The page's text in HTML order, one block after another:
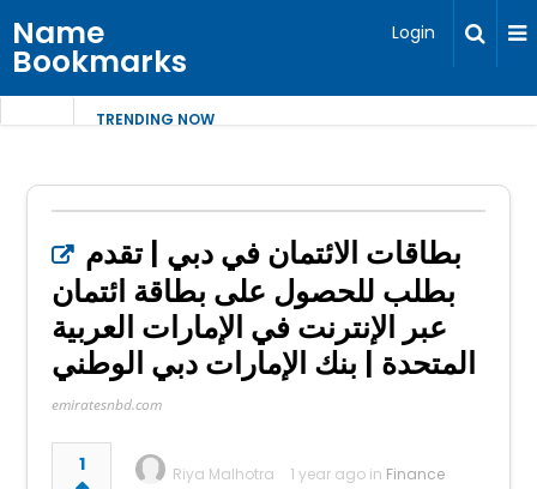
Name
Bookmarks
Login
TRENDING NOW
بطاقات الائتمان في دبي | تقدم
بطلب للحصول على بطاقة ائتمان
عبر الإنترنت في الإمارات العربية
المتحدة | بنك الإمارات دبي الوطني
emiratesnbd.com
1 Riya Malhotra 1 year ago in Finance